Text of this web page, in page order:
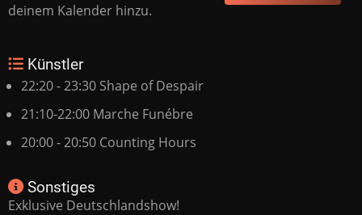
deinem Kalender hinzu.
Künstler
22:20 - 23:30 Shape of Despair
21:10-22:00 Marche Funébre
20:00 - 20:50 Counting Hours
Sonstiges
Exklusive Deutschlandshow!